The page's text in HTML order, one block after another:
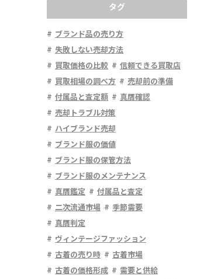
タグ
ブランド品の売り方
失敗しない売却方法
買取価格の比較
信頼できる買取店
買取相場の調べ方
売却前の準備
付属品と査定額
真贋確認
売却トラブル対策
ハイブランド売却
ブランド服の価値
ブランド服の保管方法
ブランド服のメンテナンス
真贋鑑定
付属品と査定
二次流通市場
季節需要
真贋判定
ヴィンテージファッション
古着の売り時
古着市場
古着の価格形成
需要と供給